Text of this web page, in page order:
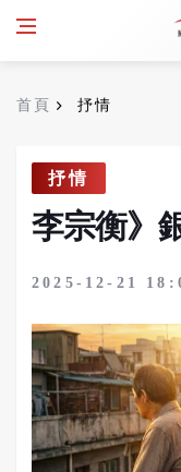
首頁 抒情
抒情
李宗衡》
2025-12-21